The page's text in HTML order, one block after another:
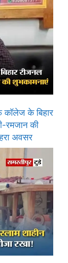
कॉलेज के बिहार
रमजान की
अवसर